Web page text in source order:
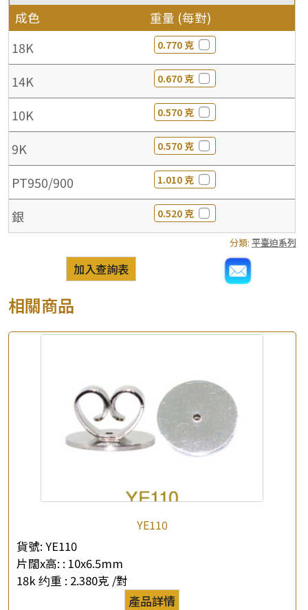
產品查詢
成色 重量 (每對)
18K 0.770 克
14K 0.670 克
10K 0.570 克
9K 0.570 克
PT950/900 1.010 克
銀 0.520 克
分類: 平臺迫系列
加入查詢表
相關商品
YE110
貨號: YE110
片闊x高: : 10x6.5mm
18k 约重 : 2.380克 /對
產品詳情